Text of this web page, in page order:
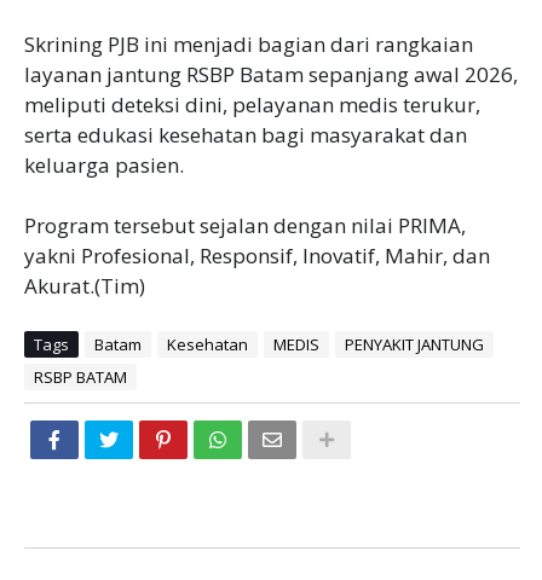
Skrining PJB ini menjadi bagian dari rangkaian
layanan jantung RSBP Batam sepanjang awal 2026,
meliputi deteksi dini, pelayanan medis terukur,
serta edukasi kesehatan bagi masyarakat dan
keluarga pasien.
Program tersebut sejalan dengan nilai PRIMA,
yakni Profesional, Responsif, Inovatif, Mahir, dan
Akurat.(Tim)
Tags Batam Kesehatan MEDIS
PENYAKIT JANTUNG
RSBP BATAM